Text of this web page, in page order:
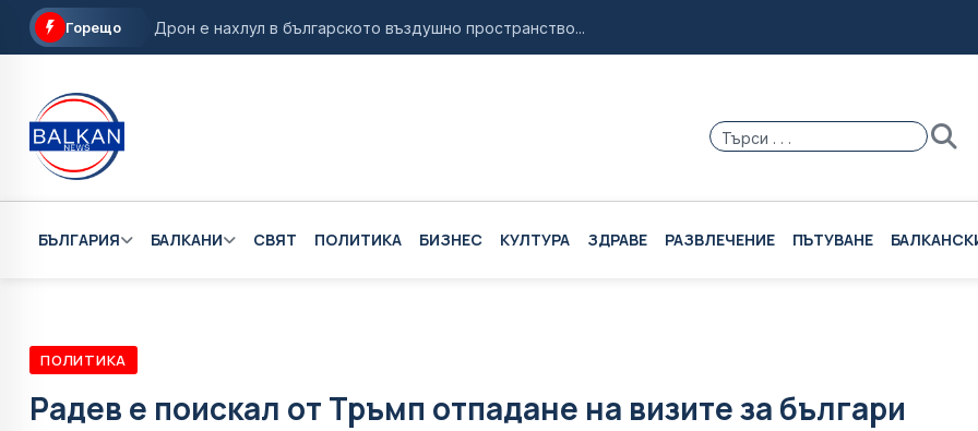
Горещо Дрон е нахлул в българското въздушно пространство...
МО: Дронът край Кардам вероятно е украинска примамка "Майя"...
БЪЛГАРИЯ БАЛКАНИ СВЯТ ПОЛИТИКА БИЗНЕС КУЛТУРА ЗДРАВЕ РАЗВЛЕЧЕНИЕ ПЪТУВАНЕ
ПОЛИТИКА
Радев е поискал от Тръмп отпадане на визите за българи